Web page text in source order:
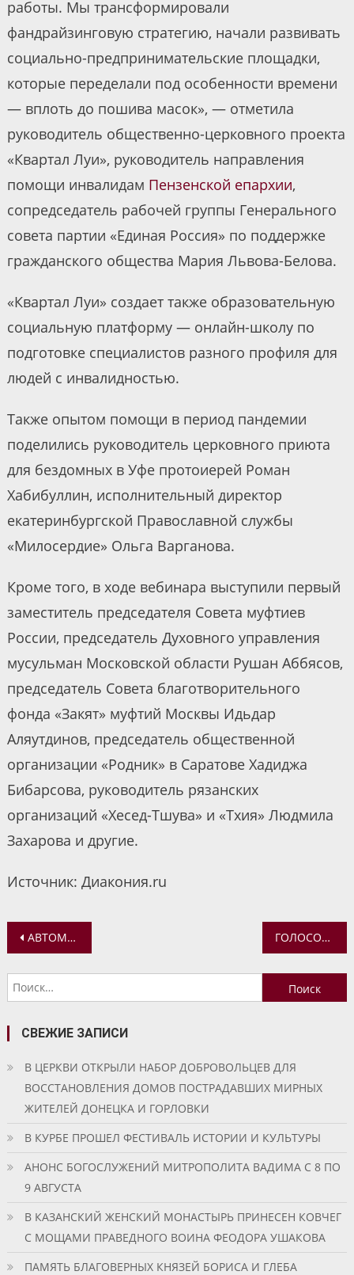
работы. Мы трансформировали
фандрайзинговую стратегию, начали развивать
социально-предпринимательские площадки,
которые переделали под особенности времени
— вплоть до пошива масок», — отметила
руководитель общественно-церковного проекта
«Квартал Луи», руководитель направления
помощи инвалидам Пензенской епархии,
сопредседатель рабочей группы Генерального
совета партии «Единая Россия» по поддержке
гражданского общества Мария Львова-Белова.
«Квартал Луи» создает также образовательную
социальную платформу — онлайн-школу по
подготовке специалистов разного профиля для
людей с инвалидностью.
Также опытом помощи в период пандемии
поделились руководитель церковного приюта
для бездомных в Уфе протоиерей Роман
Хабибуллин, исполнительный директор
екатеринбургской Православной службы
«Милосердие» Ольга Варганова.
Кроме того, в ходе вебинара выступили первый
заместитель председателя Совета муфтиев
России, председатель Духовного управления
мусульман Московской области Рушан Аббясов,
председатель Совета благотворительного
фонда «Закят» муфтий Москвы Идьдар
Аляутдинов, председатель общественной
организации «Родник» в Саратове Хадиджа
Бибарсова, руководитель рязанских
организаций «Хесед-Тшува» и «Тхия» Людмила
Захарова и другие.
Источник: Диакония.ru
Навигация
по
записям
АВТОМОБИЛЬНЫЙ КРЕСТНЫЙ ХОД В ДЕНЬ ПАМЯТИ СВЯТИТЕЛЯ НИКОЛАЯ ГОЛОСОВАНИЕ ЗА ПРОЕКТ «КУЛЬТУРНЫЙ КОД»
Найти:
СВЕЖИЕ ЗАПИСИ
В ЦЕРКВИ ОТКРЫЛИ НАБОР ДОБРОВОЛЬЦЕВ ДЛЯ
ВОССТАНОВЛЕНИЯ ДОМОВ ПОСТРАДАВШИХ МИРНЫХ
ЖИТЕЛЕЙ ДОНЕЦКА И ГОРЛОВКИ
В КУРБЕ ПРОШЕЛ ФЕСТИВАЛЬ ИСТОРИИ И КУЛЬТУРЫ
АНОНС БОГОСЛУЖЕНИЙ МИТРОПОЛИТА ВАДИМА С 8 ПО
9 АВГУСТА
В КАЗАНСКИЙ ЖЕНСКИЙ МОНАСТЫРЬ ПРИНЕСЕН КОВЧЕГ
С МОЩАМИ ПРАВЕДНОГО ВОИНА ФЕОДОРА УШАКОВА
ПАМЯТЬ БЛАГОВЕРНЫХ КНЯЗЕЙ БОРИСА И ГЛЕБА